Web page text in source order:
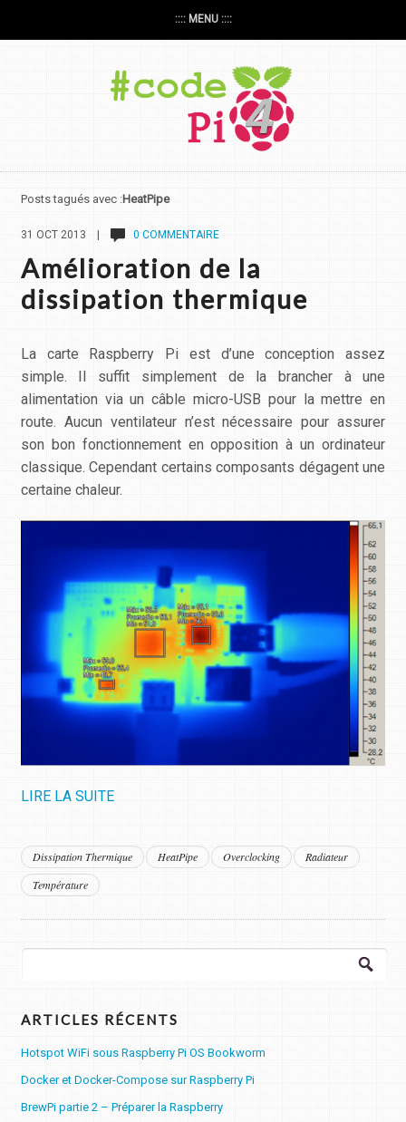
:::: MENU ::::
Posts tagués avec :HeatPipe
31 OCT 2013 | 0 COMMENTAIRE
Amélioration de la
dissipation thermique
La carte Raspberry Pi est d’une conception assez
simple. Il suffit simplement de la brancher à une
alimentation via un câble micro-USB pour la mettre en
route. Aucun ventilateur n’est nécessaire pour assurer
son bon fonctionnement en opposition à un ordinateur
classique. Cependant certains composants dégagent une
certaine chaleur.
LIRE LA SUITE
Dissipation Thermique HeatPipe Overclocking
Radiateur
Température
Rechercher :
ARTICLES RÉCENTS
Hotspot WiFi sous Raspberry Pi OS Bookworm
Docker et Docker-Compose sur Raspberry Pi
BrewPi partie 2 – Préparer la Raspberry